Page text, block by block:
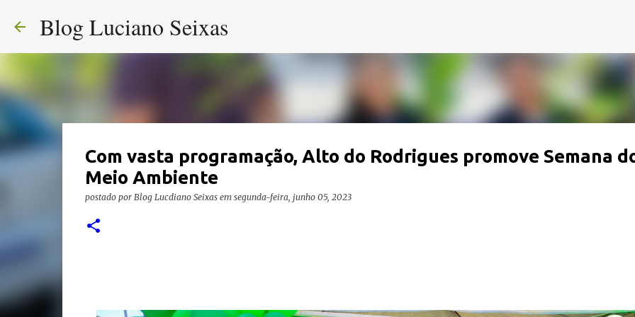
Blog Luciano Seixas
Com vasta programação, Alto do Rodrigues promove Semana
Meio Ambiente
postado por Blog Lucdiano Seixas em segunda-feira, junho 05, 2023